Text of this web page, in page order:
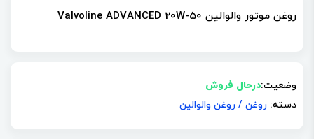
روغن موتور والوالین Valvoline ADVANCED 20W-50
وضعیت:درحال فروش
دسته: روغن / روغن والوالین